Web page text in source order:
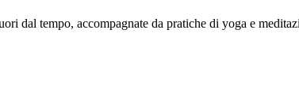
dal tempo, accompagnate da pratiche di yoga e